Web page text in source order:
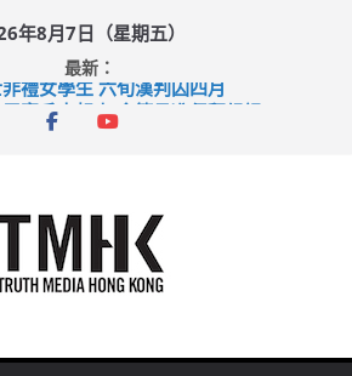
年8月7日（星期五）
最新：
禮女學生 六旬漢判囚四月
屋富戶申報表 倉管員准保釋候訊